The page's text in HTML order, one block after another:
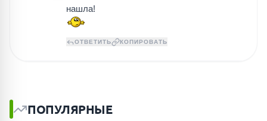
нашла!
ОТВЕТИТЬ КОПИРОВАТЬ
ПОПУЛЯРНЫЕ